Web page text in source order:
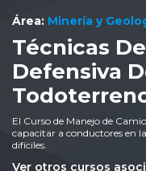
Área: Minería y
Técnicas
Defensiva
El Curso de Manejo de
capacitar a conductores en
difíciles.
Ver otros cursos